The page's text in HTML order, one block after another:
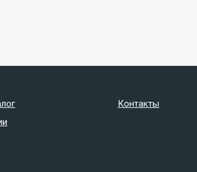
Контакты